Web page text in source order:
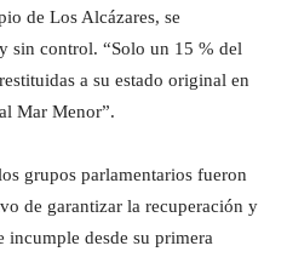
de Los Alcázares, se
sin control. “Solo un 15 % del
a su estado original en
Mar Menor”.
grupos parlamentarios fueron
de garantizar la recuperación y
incumple desde su primera